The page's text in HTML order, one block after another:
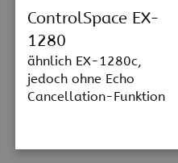
ControlSpace EX-
1280
ähnlich EX-1280c,
jedoch ohne Echo
Cancellation-Funktion